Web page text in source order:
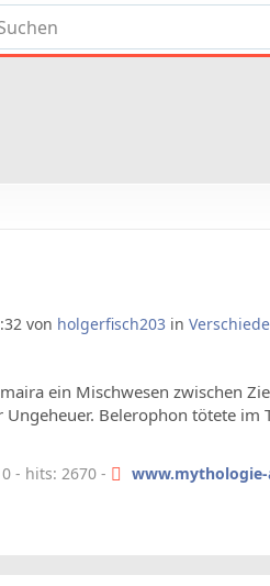
von holgerfisch203 in
ein Mischwesen zwischen
Belerophon tötete im
- hits: 2670 -